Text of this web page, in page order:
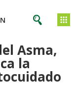
Asma,
la